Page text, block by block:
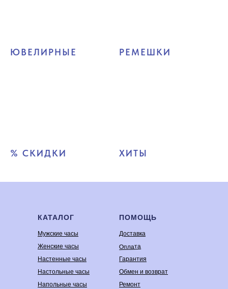
ЮВЕЛИРНЫЕ РЕМЕШКИ
% СКИДКИ ХИТЫ
КАТАЛОГ
Мужские часы
Женские часы
Настенные часы
Настольные часы
Напольные часы
ПОМОЩЬ
Доставка
Оплата
Гарантия
Обмен и возврат
Ремонт